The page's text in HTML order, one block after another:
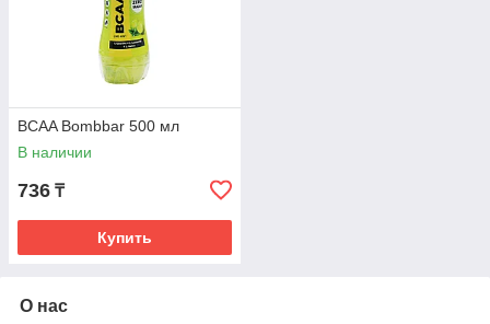
BCAA Bombbar 500 мл
В наличии
736 ₸
Купить
О нас